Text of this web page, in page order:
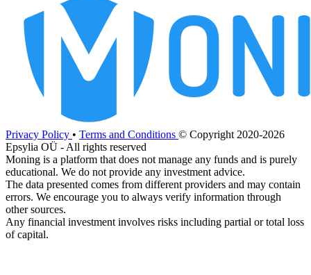
Privacy Policy • Terms and Conditions © Copyright 2020-2026
Epsylia OÜ - All rights reserved
Moning is a platform that does not manage any funds and is purely
educational. We do not provide any investment advice.
The data presented comes from different providers and may contain
errors. We encourage you to always verify information through
other sources.
Any financial investment involves risks including partial or total loss
of capital.